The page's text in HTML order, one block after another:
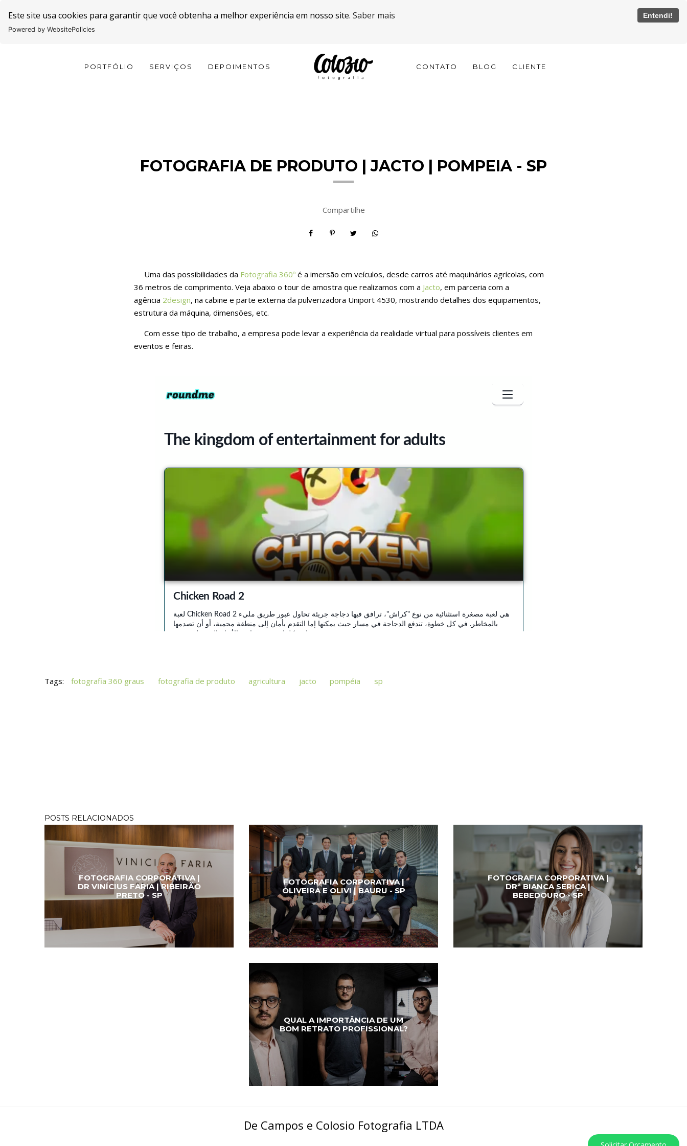
Este site usa cookies para garantir que você obtenha a melhor experiência em nosso site. Saber mais Entendi!
Powered by WebsitePolicies
PORTFÓLIO SERVIÇOS DEPOIMENTOS CONTATO BLOG CLIENTE
FOTOGRAFIA DE PRODUTO | JACTO | POMPEIA - SP
Compartilhe
Uma das possibilidades da Fotografia 360º é a imersão em veículos, desde carros até maquinários agrícolas, com
36 metros de comprimento. Veja abaixo o tour de amostra que realizamos com a Jacto, em parceria com a
agência 2design, na cabine e parte externa da pulverizadora Uniport 4530, mostrando detalhes dos equipamentos,
estrutura da máquina, dimensões, etc.
Com esse tipo de trabalho, a empresa pode levar a experiência da realidade virtual para possíveis clientes em
eventos e feiras.
Tags: fotografia 360 graus fotografia de produto agricultura jacto pompéia sp
POSTS RELACIONADOS
FOTOGRAFIA CORPORATIVA |
DR VINÍCIUS FARIA | RIBEIRÃO
PRETO - SP
FOTOGRAFIA CORPORATIVA |
OLIVEIRA E OLIVI | BAURU - SP
FOTOGRAFIA CORPORATIVA |
DRª BIANCA SERIÇA |
BEBEDOURO - SP
QUAL A IMPORTÂNCIA DE UM
BOM RETRATO PROFISSIONAL?
De Campos e Colosio Fotografia LTDA